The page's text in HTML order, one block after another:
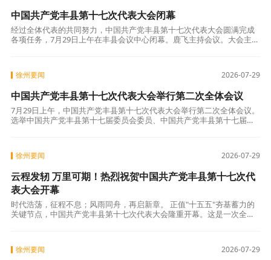
中国共产党丰县第十七次代表大会闭幕
经过全体代表的共同努力，中国共产党丰县第十七次代表大会圆满完成
各项任务，7月29日上午在丰县会议中心闭幕。鹿飞主持会议。大会主席
2026-07-29
徐州要闻
中国共产党丰县第十七次代表大会举行第二次全体会议
7月29日上午，中国共产党丰县第十七次代表大会举行第二次全体会议。
选举中国共产党丰县第十七届委员会委员、中国共产党丰县第十七届纪
2026-07-29
徐州要闻
云程发轫 万里可期！热烈祝贺中国共产党丰县第十七次代
表大会开幕
时代浩荡，征程不息；风雨同舟，再启新章。 正值"十五五"夯基蓄力的
关键节点，中国共产党丰县第十七次代表大会隆重开幕。这是一次全面
2026-07-29
徐州要闻